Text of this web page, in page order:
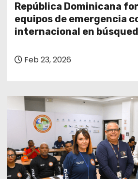
República Dominicana
equipos de emergencia
internacional en
Feb 23, 2026